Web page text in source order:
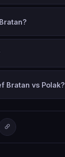
Bratan vs Polak?